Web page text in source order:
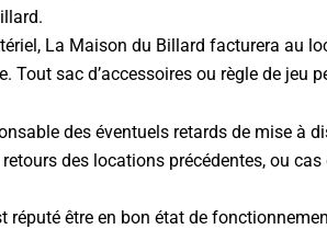
La Maison du Billard facturera au
Tout sac d’accessoires ou règle de jeu
des éventuels retards de mise
des locations précédentes, ou
être en bon état de